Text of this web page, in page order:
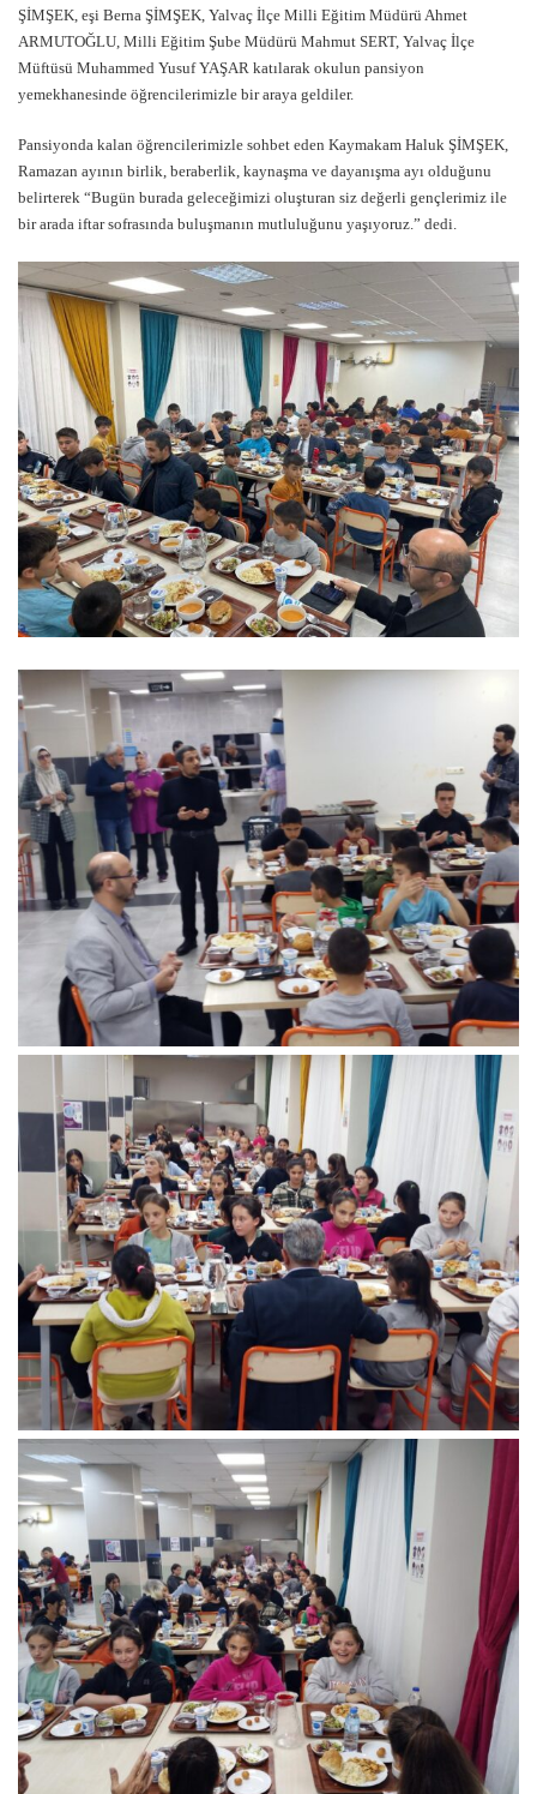
ŞİMŞEK, eşi Berna ŞİMŞEK, Yalvaç İlçe Milli Eğitim Müdürü Ahmet
ARMUTOĞLU, Milli Eğitim Şube Müdürü Mahmut SERT, Yalvaç İlçe
Müftüsü Muhammed Yusuf YAŞAR katılarak okulun pansiyon
yemekhanesinde öğrencilerimizle bir araya geldiler.
Pansiyonda kalan öğrencilerimizle sohbet eden Kaymakam Haluk ŞİMŞEK,
Ramazan ayının birlik, beraberlik, kaynaşma ve dayanışma ayı olduğunu
belirterek “Bugün burada geleceğimizi oluşturan siz değerli gençlerimiz ile
bir arada iftar sofrasında buluşmanın mutluluğunu yaşıyoruz.” dedi.